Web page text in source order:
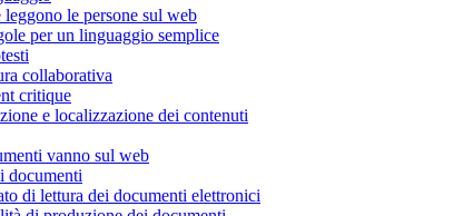
le persone sul web
per un linguaggio semplice
collaborativa
critique
e localizzazione dei contenuti
vanno sul web
documenti
di lettura dei documenti elettronici